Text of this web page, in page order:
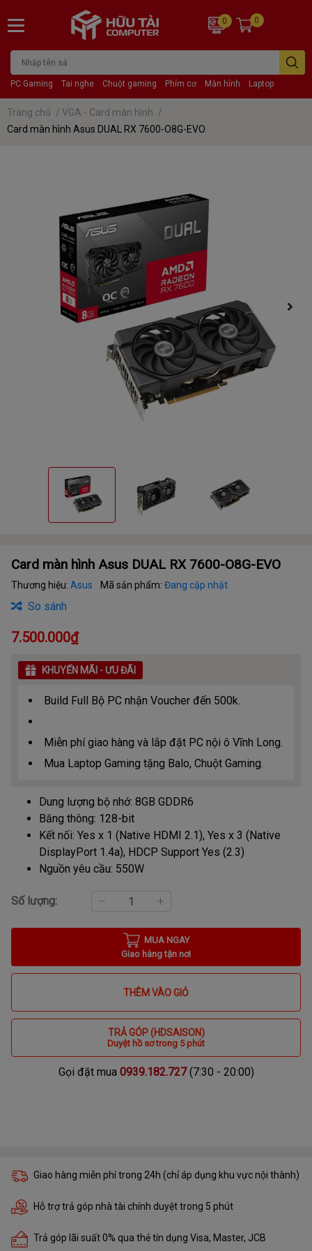
PC Gaming Tai nghe Chuột gaming Phím cơ Màn hình Laptop
0 0
Trang chủ / VGA - Card màn hình /
Card màn hình Asus DUAL RX 7600-O8G-EVO
Card màn hình Asus DUAL RX 7600-O8G-EVO
Thương hiệu: Asus Mã sản phẩm: Đang cập nhật
So sánh
7.500.000₫
KHUYẾN MÃI - ƯU ĐÃI
Build Full Bộ PC nhận Voucher đến 500k.
Miễn phí giao hàng và lắp đặt PC nội ô Vĩnh Long.
Mua Laptop Gaming tặng Balo, Chuột Gaming.
Dung lượng bộ nhớ: 8GB GDDR6
Băng thông: 128-bit
Kết nối: Yes x 1 (Native HDMI 2.1), Yes x 3 (Native
DisplayPort 1.4a), HDCP Support Yes (2.3)
Nguồn yêu cầu: 550W
Số lượng:
MUA NGAY
Giao hàng tận nơi
THÊM VÀO GIỎ
TRẢ GÓP (HDSAISON)
Duyệt hồ sơ trong 5 phút
Gọi đặt mua 0939.182.727(7:30 - 20:00)
Giao hàng miễn phí trong 24h (chỉ áp dụng khu vực nội thành)
Hỗ trợ trả góp nhà tài chính duyệt trong 5 phút
Trả góp lãi suất 0% qua thẻ tín dụng Visa, Master, JCB